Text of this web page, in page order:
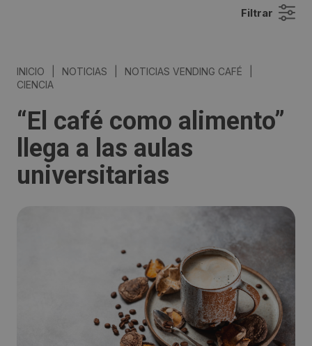
Filtrar
INICIO NOTICIAS NOTICIAS VENDING CAFÉ
CIENCIA
“El café como alimento”
llega a las aulas
universitarias